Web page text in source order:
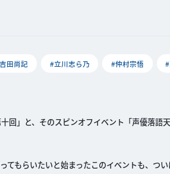
田尚記 #立川志ら乃 #仲村宗悟
回」と、そのスピンオフイベント「声優落語
もらいたいと始まったこのイベントも、つい